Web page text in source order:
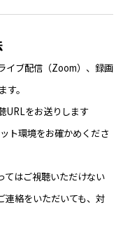
イブ配信（Zoom）、録画
。
URLをお送りします
ト環境をお確かめくださ
はご視聴いただけない
連絡をいただいても、対